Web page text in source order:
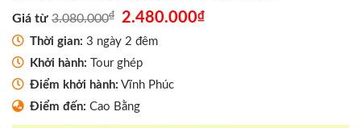
Giá từ 3.080.000₫
Giá
là:
2.480.000₫Giá
Thời gian: 3 ngày 2 đêm
Khởi hành: Tour ghép
Điểm khởi hành: Vĩnh Phúc
Điểm đến: Cao Bằng